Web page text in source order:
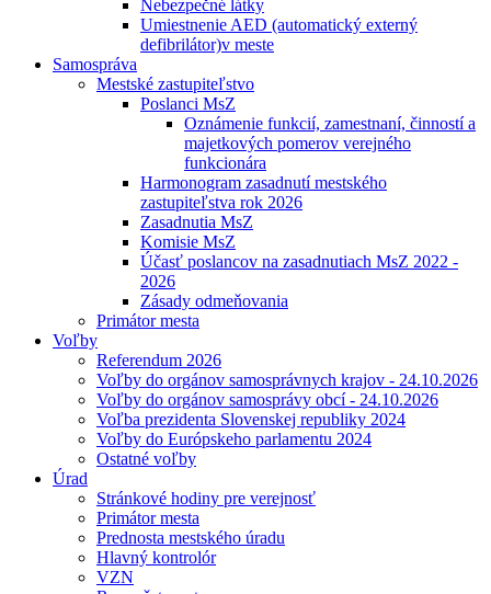
Nebezpečné látky
Umiestnenie AED (automatický externý
defibrilátor)v meste
Samospráva
Mestské zastupiteľstvo
Poslanci MsZ
Oznámenie funkcií, zamestnaní, činností a
majetkových pomerov verejného
funkcionára
Harmonogram zasadnutí mestského
zastupiteľstva rok 2026
Zasadnutia MsZ
Komisie MsZ
Účasť poslancov na zasadnutiach MsZ 2022 -
2026
Zásady odmeňovania
Primátor mesta
Voľby
Referendum 2026
Voľby do orgánov samosprávnych krajov - 24.10.2026
Voľby do orgánov samosprávy obcí - 24.10.2026
Voľba prezidenta Slovenskej republiky 2024
Voľby do Európskeho parlamentu 2024
Ostatné voľby
Úrad
Stránkové hodiny pre verejnosť
Primátor mesta
Prednosta mestského úradu
Hlavný kontrolór
VZN